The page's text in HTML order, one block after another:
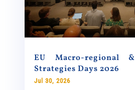
EU Macro-regional
Strategies Days 2026
Jul 30, 2026